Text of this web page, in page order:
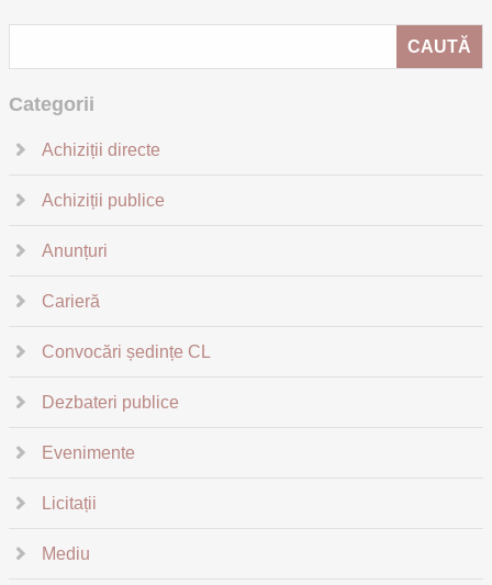
Categorii
Achiziții directe
Achiziții publice
Anunțuri
Carieră
Convocări ședințe CL
Dezbateri publice
Evenimente
Licitații
Mediu